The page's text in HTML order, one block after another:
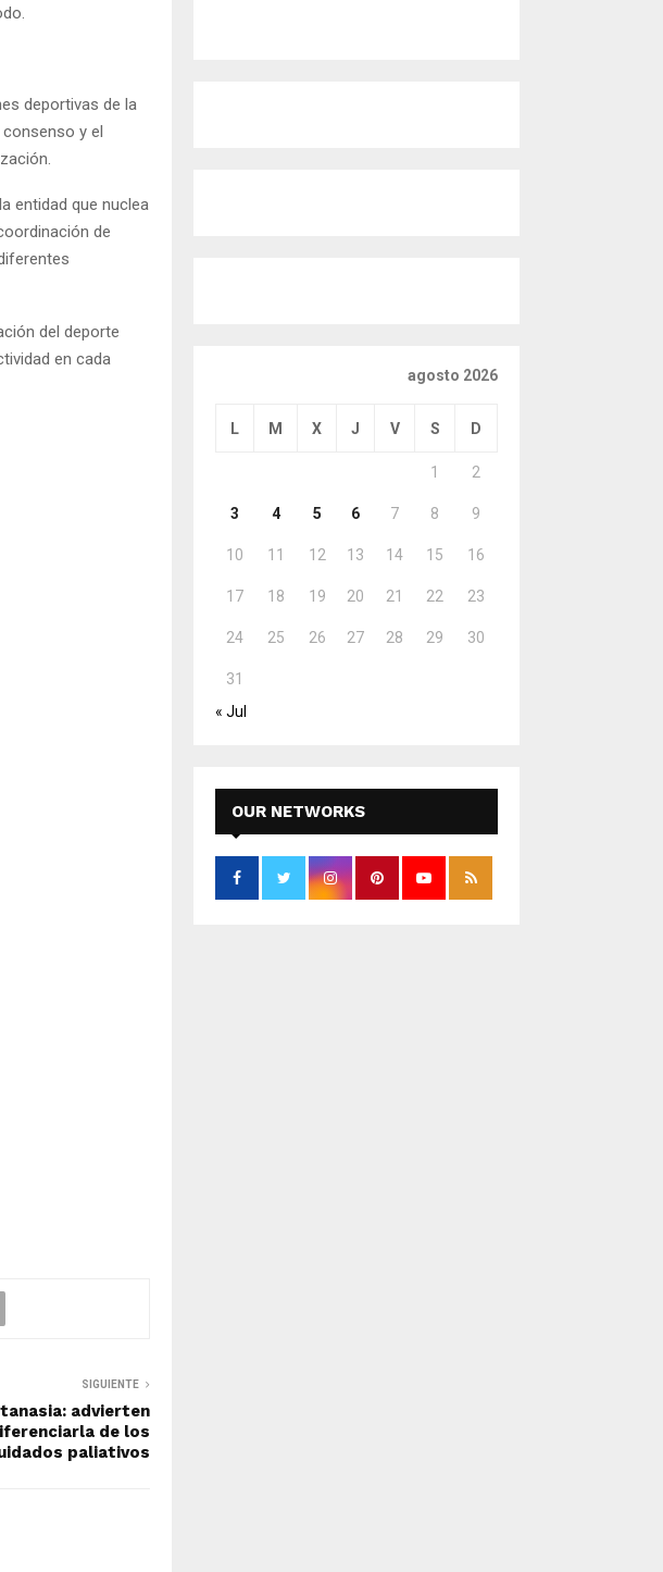
deportivas de la
y el
entidad que nuclea
de
del deporte
en cada
SIGUIENTE
advierten
de los
paliativos
agosto 2026
L M X J V S D
1 2
3 4 5 6 7 8 9
10 11 12 13 14 15 16
17 18 19 20 21 22 23
24 25 26 27 28 29 30
31
« Jul
OUR NETWORKS